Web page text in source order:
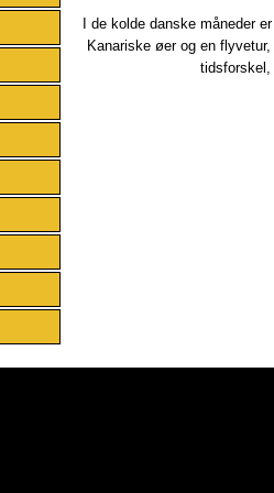
I de kolde danske måneder
Kanariske øer og en